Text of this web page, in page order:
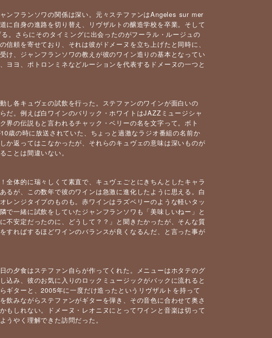
ンフランソワの関係は深い。元々ステファンはAngeles sur mer
自身の進路を切り替え、リヴザルトの醸造学校を卒業。そして
。さらにそのタイミングに出会ったのがフーラル・ルージュの
頼を寄せており、それは彼がドメーヌを立ち上げたと同時に、
け、ジャンフランソワの教えが彼のワイン造りの基本となってい
ヨ、ポトロンミネなどルーションを代表するドメーヌの一つと
し各キュヴェの試飲を行った。ステファンのワインが面白いの
だ。例えば白ワインのバリック・ホワイトはJAZZミュージシャ
界の伝説もと言われるチャック・ベリーの名を文字って。ボト
歳の時に放送されていた、ちょっと過激なラジオ番組の名前か
か返ってはこなかったが、それらのキュヴェの意味は深いものが
ことは間違いない。
体的に瑞々しくて素直で、キュヴェごとにきちんとしたキャラ
が、この数年で彼のワインは急激に進化したように思える。白
ンジタイプのものも。赤ワインはラズベリーのような軽いタッ
一緒に試飲をしていたジャンフランソワも「美味しいねー」と
不安定だったのに、どうして？？」と聞きたかったが、そんな質
すればするほどワインのバランスが良くなるんだ、と言った事が
の夕食はステファン自らが作ってくれた。メニューはホタテのグ
込み、彼のお気に入りのロックミュージックがバックに流れると
ギターと、2005年に一度だけ造ったというリヴザルトを持って
みながらステファンがギターを弾き、その音色に合わせて奥さ
もしれない。ドメーヌ・レオニヌにとってワインと音楽は切って
うやく理解できた訪問だった。